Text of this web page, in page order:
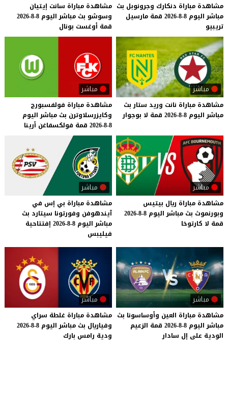
مشاهدة مباراة دنكارك وجرونوبل بث
مباشر اليوم 8-8-2026 قمة مارسيل
تريبيو
مشاهدة مباراة سانت إيتيان
وسوشو بث مباشر اليوم 8-8-2026
قمة أوغست بونال
مباشر
مشاهدة مباراة نانت وريد ستار بث
مباشر اليوم 8-8-2026 قمة لا بوجوار
مباشر
مشاهدة مباراة فولفسبورج
وكايزرسلاوترن بث مباشر اليوم
8-8-2026
قمة فولكسفاغن أرينا
مباشر
مشاهدة مباراة ريال بيتيس
وبورنموث بث مباشر اليوم 8-8-2026
قمة لا كارتوخا
مباشر
مشاهدة مباراة بي إس في
آيندهوفن وفورتونا سيتارد بث
مباشر اليوم 8-8-2026 إفتتاحية
فيليبس
مباشر
مشاهدة مباراة العين وأوساسونا بث
مباشر اليوم 8-8-2026 قمة الزعيم
الودية على إل سادار
مباشر
مشاهدة مباراة غلطة سراي
وفياريال بث مباشر اليوم 8-8-2026
ودية رامس بارك